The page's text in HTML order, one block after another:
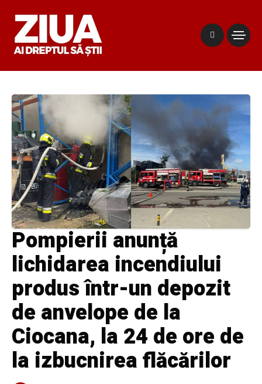
Pompierii anunță
lichidarea incendiului
produs într-un depozit
de anvelope de la
Ciocana, la 24 de ore de
la izbucnirea flăcărilor